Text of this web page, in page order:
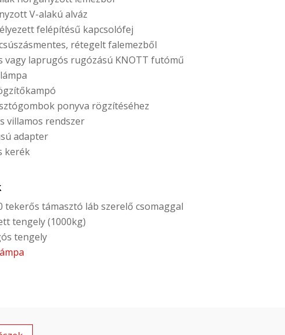
V-alakú alváz
felépítésű kapcsolófej
rétegelt falemezből
vagy laprugós rugózású KNOTT futómű
ponyva rögzítéséhez
villamos rendszer
adapter
kerék
tekerős támasztó láb szerelő csomaggal
tengely (1000kg)
tengely